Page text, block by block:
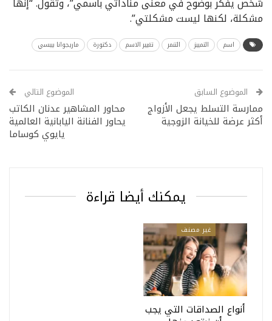
مشكلة، لكنها ليست مشكلتي”.
اسم التمييز التنمر تغيير الاسم دكتورة ماريجوانا بيبسي
الموضوع السابق
ممارسة التسلط يجعل الأزواج
أكثر عرضة للخيانة الزوجية
الموضوع التالي
محاور المشاهير عدنان الكاتب
يحاور الفنانة اليابانية العالمية
يايوي كوساما
يمكنك أيضا قراءة
غير مصنف
أنواع الصداقات التي يجب